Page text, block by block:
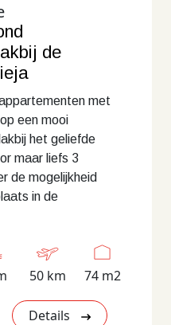
de
met
een mooi
het geliefde
maar liefs 3
de mogelijkheid
in de
50 km 74 m2
Details